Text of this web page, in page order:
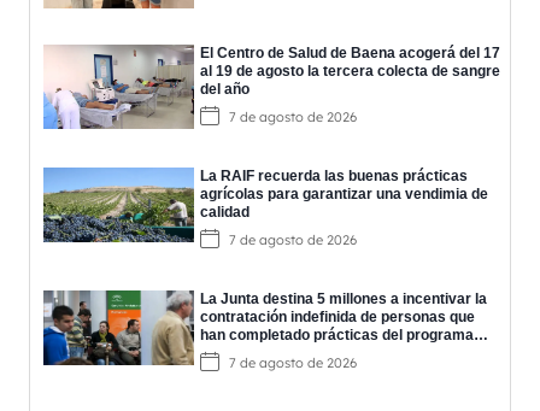
El Centro de Salud de Baena acogerá del 17
al 19 de agosto la tercera colecta de sangre
del año
7 de agosto de 2026
La RAIF recuerda las buenas prácticas
agrícolas para garantizar una vendimia de
calidad
7 de agosto de 2026
La Junta destina 5 millones a incentivar la
contratación indefinida de personas que
han completado prácticas del programa
EPES
7 de agosto de 2026